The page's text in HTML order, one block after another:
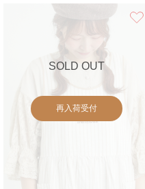
SOLD OUT
再入荷受付